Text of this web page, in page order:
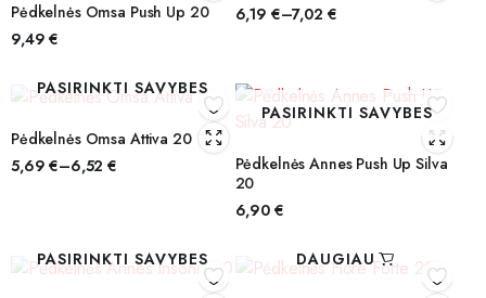
Pėdkelnės Omsa Push Up 20
9,49€
6,19 €–7,02 €
PASIRINKTI SAVYBES
Pėdkelnės Omsa Attiva 20
5,69€–6,52€
PASIRINKTI SAVYBES
Pėdkelnės Annes Push Up Silva
20
6,90 €
PASIRINKTI SAVYBES DAUGIAU